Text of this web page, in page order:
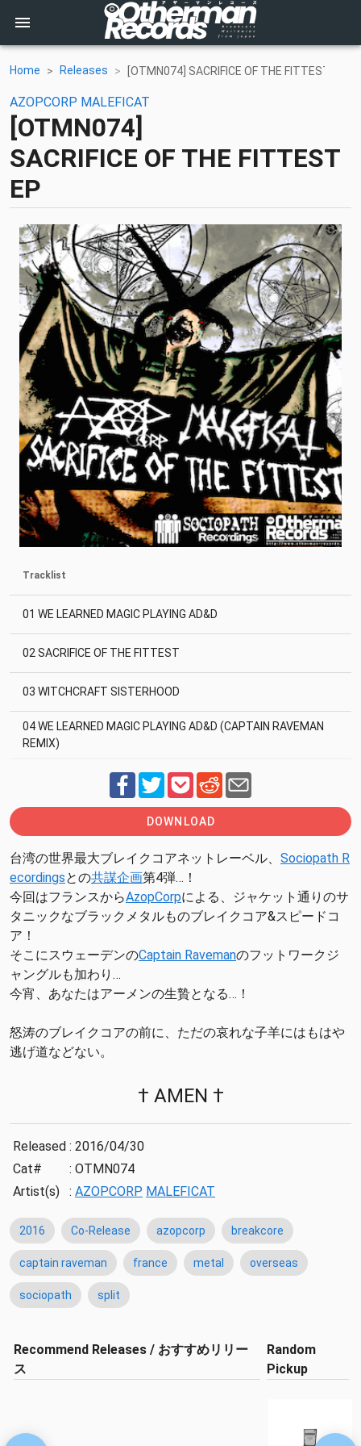
Home Releases [OTMN074] SACRIFICE OF THE FITTEST EP
AZOPCORP MALEFICAT
[OTMN074]
SACRIFICE OF THE FITTEST
EP
Tracklist
01 WE LEARNED MAGIC PLAYING AD&D
02 SACRIFICE OF THE FITTEST
03 WITCHCRAFT SISTERHOOD
04 WE LEARNED MAGIC PLAYING AD&D (CAPTAIN RAVEMAN
REMIX)
DOWNLOAD
台湾の世界最大ブレイクコアネットレーベル、 Sociopath R
ecordingsとの共謀企画第4弾…！
今回はフランスからAzopCorpによる、ジャケット通りのサ
タニックなブラックメタルものブレイクコア&スピードコ
ア！
そこにスウェーデンのCaptain Ravemanのフットワークジ
ャングルも加わり…
今宵、あなたはアーメンの生贄となる…！
怒涛のブレイクコアの前に、ただの哀れな子羊にはもはや
逃げ道などない。
† AMEN †
Released : 2016/04/30
Cat#
: OTMN074
Artist(s)
: AZOPCORP MALEFICAT
2016 Co-Release azopcorp breakcore
captain raveman france metal overseas
sociopath split
Recommend Releases / おすすめリリー
ス
Random
Pickup